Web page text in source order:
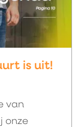
is uit!
van
onze